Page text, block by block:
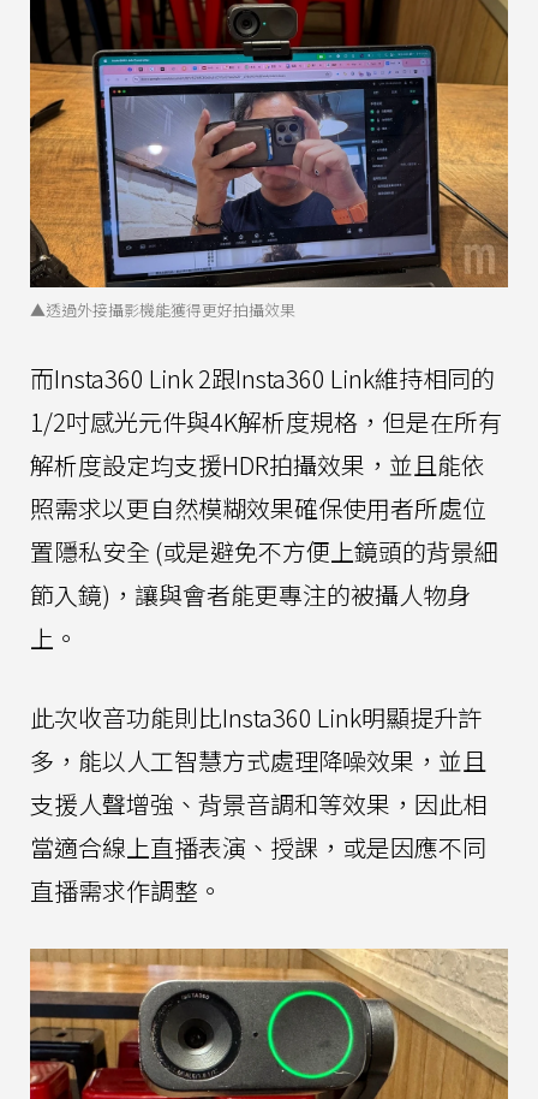
▲透過外接攝影機能獲得更好拍攝效果
而Insta360 Link 2跟Insta360 Link維持相同的
1/2吋感光元件與4K解析度規格，但是在所有
解析度設定均支援HDR拍攝效果，並且能依
照需求以更自然模糊效果確保使用者所處位
置隱私安全 (或是避免不方便上鏡頭的背景細
節入鏡)，讓與會者能更專注的被攝人物身
上。
此次收音功能則比Insta360 Link明顯提升許
多，能以人工智慧方式處理降噪效果，並且
支援人聲增強、背景音調和等效果，因此相
當適合線上直播表演、授課，或是因應不同
直播需求作調整。